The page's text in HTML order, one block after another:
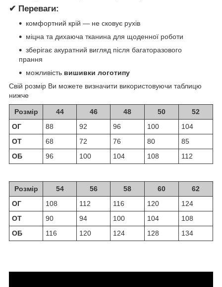
✔ Переваги:
комфортний крій — не сковує рухів
міцна та дихаюча тканина для щоденної роботи
зберігає акуратний вигляд після багаторазового
прання
можливість вишивки логотипу
Свій розмір Ви можете визначити використовуючи таблицю
нижче
Розмір 44 46 48 50
52
ОГ
88 92 96 100
104
ОТ
68 72 76 80
85
ОБ
96 100 104 108 112
Розмір 54 56 58 60
62
ОГ
108 112 116 120
124
ОТ
90 94 100 104
108
ОБ
116 120 124 128 134